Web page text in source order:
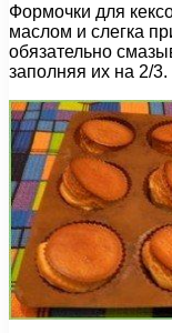
Формочки для
маслом и слегка
обязательно
заполняя их на 2/3.